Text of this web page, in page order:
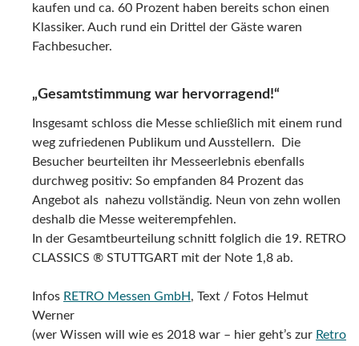
kaufen und ca. 60 Prozent haben bereits schon einen
Klassiker. Auch rund ein Drittel der Gäste waren
Fachbesucher.
„Gesamtstimmung war hervorragend!“
Insgesamt schloss die Messe schließlich mit einem rund
weg zufriedenen Publikum und Ausstellern. Die
Besucher beurteilten ihr Messeerlebnis ebenfalls
durchweg positiv: So empfanden 84 Prozent das
Angebot als nahezu vollständig. Neun von zehn wollen
deshalb die Messe weiterempfehlen.
In der Gesamtbeurteilung schnitt folglich die 19. RETRO
CLASSICS ® STUTTGART mit der Note 1,8 ab.
Infos RETRO Messen GmbH, Text / Fotos Helmut
Werner
(wer Wissen will wie es 2018 war – hier geht’s zur Retro